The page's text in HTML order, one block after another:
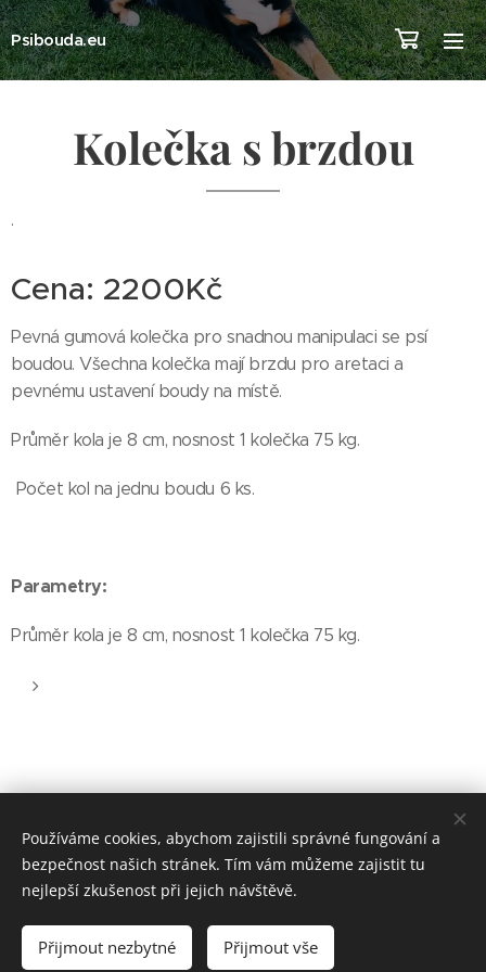
Psibouda.eu
Kolečka s brzdou
.
Cena: 2200Kč
Pevná gumová kolečka pro snadnou manipulaci se psí
boudou. Všechna kolečka mají brzdu pro aretaci a
pevnému ustavení boudy na místě.
Průměr kola je 8 cm, nosnost 1 kolečka 75 kg.
Počet kol na jednu boudu 6 ks.
Parametry:
Průměr kola je 8 cm, nosnost 1 kolečka 75 kg.
© 2024 Boudy pro psy Jan Brožina
Kvalitní psí boudy od českého výrobce
Používáme cookies, abychom zajistili správné fungování a
bezpečnost našich stránek. Tím vám můžeme zajistit tu
nejlepší zkušenost při jejich návštěvě.
Přijmout nezbytné Přijmout vše